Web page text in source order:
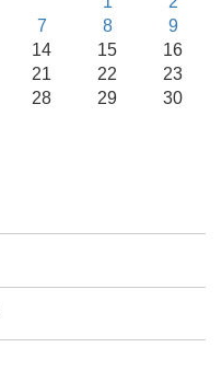
7 8
9
14 15
16
21 22
23
28 29
30